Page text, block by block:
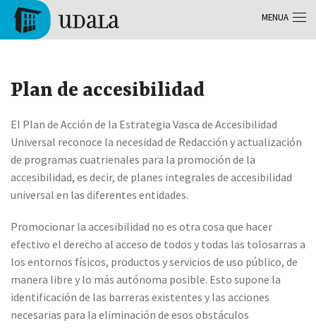
Skip to main content
Plan de accesibilidad
El Plan de Acción de la Estrategia Vasca de Accesibilidad
Universal reconoce la necesidad de Redacción y actualización
de programas cuatrienales para la promoción de la
accesibilidad, es decir, de planes integrales de accesibilidad
universal en las diferentes entidades.
Promocionar la accesibilidad no es otra cosa que hacer
efectivo el derecho al acceso de todos y todas las tolosarras a
los entornos físicos, productos y servicios de uso público, de
manera libre y lo más autónoma posible. Esto supone la
identificación de las barreras existentes y las acciones
necesarias para la eliminación de esos obstáculos
MENUA